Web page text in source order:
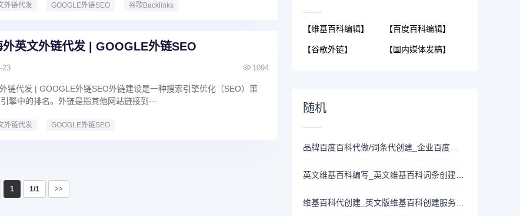
外链代发 GOOGLE外链SEO 谷歌Backlinks
英文外链代发 | GOOGLE外链SEO
23 1094
链代发 | GOOGLE外链SEO外链建设是一种搜索引擎优化（SEO）策
擎中的排名。外链是指其他网站链接到···
外链代发 GOOGLE外链SEO
1 1/1 >>
【维基百科编辑】
【谷歌外链】
【百度百科编辑】
【国内媒体发稿】
随机